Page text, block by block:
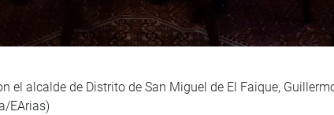
el alcalde de Distrito de San Miguel de El Faique,
EArias)